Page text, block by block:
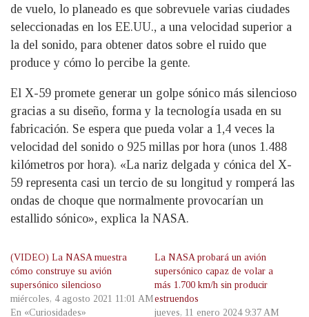
de vuelo, lo planeado es que sobrevuele varias ciudades
seleccionadas en los EE.UU., a una velocidad superior a
la del sonido, para obtener datos sobre el ruido que
produce y cómo lo percibe la gente.
El X-59 promete generar un golpe sónico más silencioso
gracias a su diseño, forma y la tecnología usada en su
fabricación. Se espera que pueda volar a 1,4 veces la
velocidad del sonido o 925 millas por hora (unos 1.488
kilómetros por hora). «La nariz delgada y cónica del X-
59 representa casi un tercio de su longitud y romperá las
ondas de choque que normalmente provocarían un
estallido sónico», explica la NASA.
(VIDEO) La NASA muestra
cómo construye su avión
supersónico silencioso
miércoles, 4 agosto 2021 11:01 AM
En «Curiosidades»
La NASA probará un avión
supersónico capaz de volar a
más 1.700 km/h sin producir
estruendos
jueves, 11 enero 2024 9:37 AM